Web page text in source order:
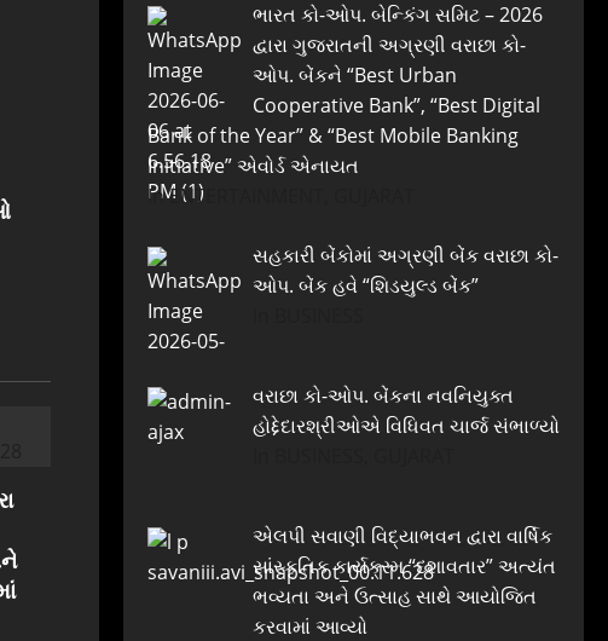
ભારત કો-ઓપ. બેન્કિંગ સમિટ – 2026
દ્વારા ગુજરાતની અગ્રણી વરાછા કો-
ઓપ. બેંકને “Best Urban
Cooperative Bank”, “Best Digital
Bank of the Year” & “Best Mobile Banking
Initiative” એવોર્ડ એનાયત
In ENTERTAINMENT, GUJARAT
સહકારી બેંકોમાં અગ્રણી બેંક વરાછા કો-
ઓપ. બેંક હવે “શિડયુલ્ડ બેંક”
વરાછા કો-ઓપ. બેંકના નવનિયુક્ત
હોદ્દેદારશ્રીઓએ વિધિવત ચાર્જ સંભાળ્યો
એલપી સવાણી વિદ્યાભવન દ્વારા વાર્ષિક
સાંસ્કૃતિક કાર્યક્રમ “દશાવતાર” અત્યંત
ભવ્યતા અને ઉત્સાહ સાથે આયોજિત
કરવામાં આવ્યો